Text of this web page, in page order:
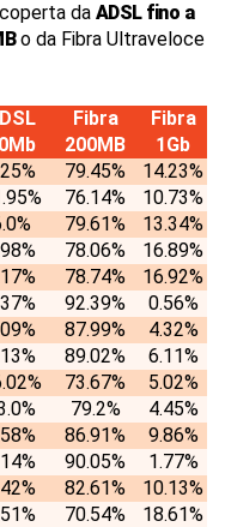
da ADSL fino a
o da Fibra Ultraveloce
Fibra
200MB
Fibra
1Gb
79.45%
14.23%
76.14%
10.73%
79.61%
13.34%
78.06%
16.89%
78.74%
16.92%
92.39%
0.56%
87.99%
4.32%
89.02%
6.11%
73.67%
5.02%
79.2%
4.45%
86.91%
9.86%
90.05%
1.77%
82.61%
10.13%
70.54%
18.61%